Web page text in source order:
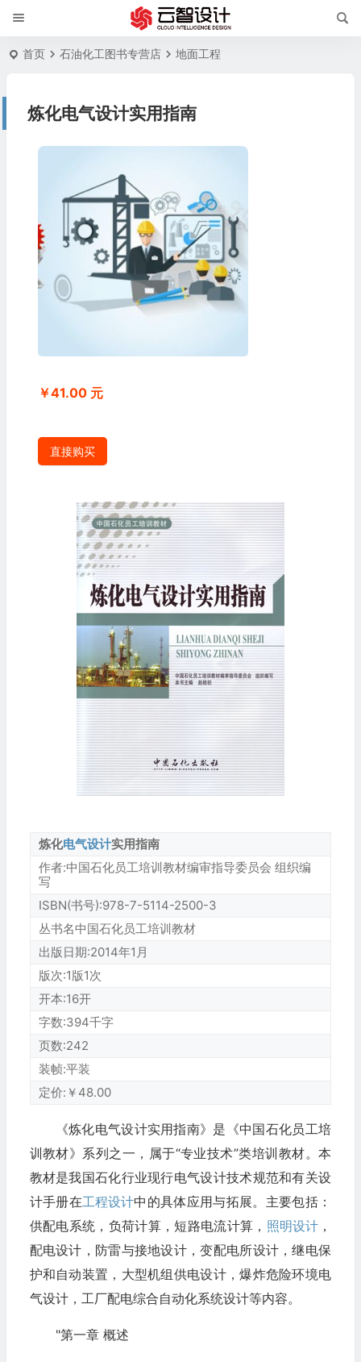
首页 石油化工图书专营店 地面工程
炼化电气设计实用指南
￥41.00 元
直接购买
炼化电气设计实用指南
作者:中国石化员工培训教材编审指导委员会 组织编
写
ISBN(书号):978-7-5114-2500-3
丛书名中国石化员工培训教材
出版日期:2014年1月
版次:1版1次
开本:16开
字数:394千字
页数:242
装帧:平装
定价:￥48.00
《炼化电气设计实用指南》是《中国石化员工培
训教材》系列之一，属于“专业技术”类培训教材。本
教材是我国石化行业现行电气设计技术规范和有关设
计手册在工程设计中的具体应用与拓展。主要包括：
供配电系统，负荷计算，短路电流计算， 照明设计，
配电设计，防雷与接地设计，变配电所设计，继电保
护和自动装置，大型机组供电设计，爆炸危险环境电
气设计，工厂配电综合自动化系统设计等内容。
"第一章 概述